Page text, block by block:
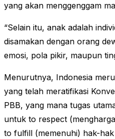
yang akan menggenggam
“Selain itu, anak adalah
disamakan dengan orang
emosi, pola pikir, maupun
Menurutnya, Indonesia
yang telah meratifikasi
PBB, yang mana tugas
untuk to respect
to fulfill (memenuhi) hak-